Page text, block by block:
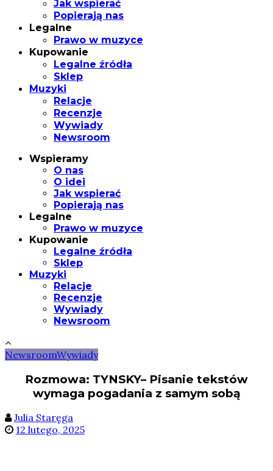
Jak wspierać
Popierają nas
Legalne
Prawo w muzyce
Kupowanie
Legalne źródła
Sklep
Muzyki
Relacje
Recenzje
Wywiady
Newsroom
Wspieramy
O nas
O idei
Jak wspierać
Popierają nas
Legalne
Prawo w muzyce
Kupowanie
Legalne źródła
Sklep
Muzyki
Relacje
Recenzje
Wywiady
Newsroom
NewsroomWywiady
Rozmowa: TYNSKY– Pisanie tekstów
wymaga pogadania z samym sobą
Julia Staręga
12 lutego, 2025